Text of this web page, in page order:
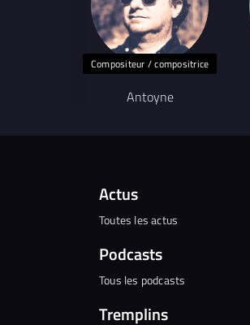
Compositeur / compositrice
Antoyne
Actus
Toutes les actus
Podcasts
Tous les podcasts
Tremplins